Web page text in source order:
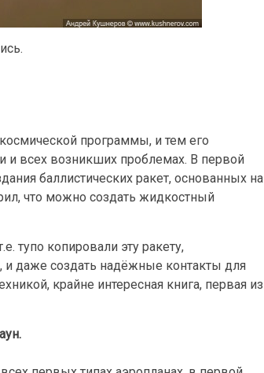
программы, и тем его
и всех возникших проблемах. В первой
баллистических ракет, основанных на
что можно создать жидкостный
тупо копировали эту ракету,
даже создать надёжные контакты для
крайне интересная книга, первая из